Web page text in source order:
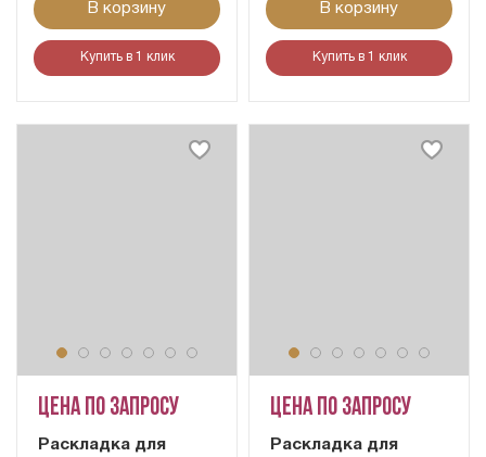
В корзину
Купить в 1 клик
В корзину
Купить в 1 клик
Цена по запросу
Раскладка для
Цена по запросу
Раскладка для